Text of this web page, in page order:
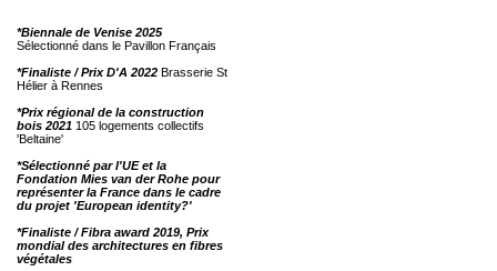
*Biennale de Venise 2025
Sélectionné dans le Pavillon Français
*Finaliste / Prix D'A 2022 Brasserie St
Hélier à Rennes
*Prix régional de la construction
bois 2021 105 logements collectifs
'Beltaine'
*Sélectionné par l'UE et la
Fondation Mies van der Rohe pour
représenter la France dans le cadre
du projet 'European identity?'
*Finaliste / Fibra award 2019, Prix
mondial des architectures en fibres
végétales